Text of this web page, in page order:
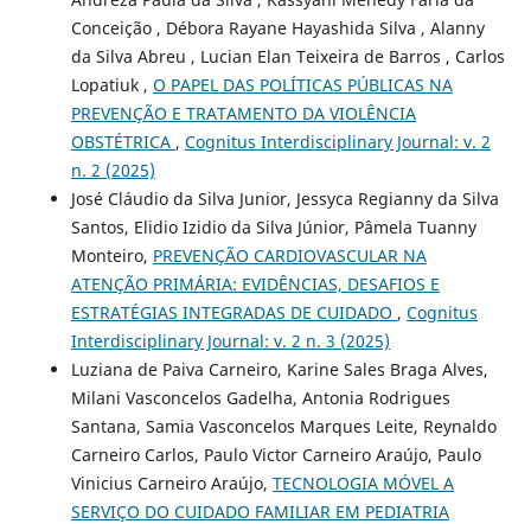
Conceição , Débora Rayane Hayashida Silva , Alanny
da Silva Abreu , Lucian Elan Teixeira de Barros , Carlos
Lopatiuk , O PAPEL DAS POLÍTICAS PÚBLICAS NA
PREVENÇÃO E TRATAMENTO DA VIOLÊNCIA
OBSTÉTRICA , Cognitus Interdisciplinary Journal: v. 2
n. 2 (2025)
José Cláudio da Silva Junior, Jessyca Regianny da Silva
Santos, Elidio Izidio da Silva Júnior, Pâmela Tuanny
Monteiro, PREVENÇÃO CARDIOVASCULAR NA
ATENÇÃO PRIMÁRIA: EVIDÊNCIAS, DESAFIOS E
ESTRATÉGIAS INTEGRADAS DE CUIDADO , Cognitus
Interdisciplinary Journal: v. 2 n. 3 (2025)
Luziana de Paiva Carneiro, Karine Sales Braga Alves,
Milani Vasconcelos Gadelha, Antonia Rodrigues
Santana, Samia Vasconcelos Marques Leite, Reynaldo
Carneiro Carlos, Paulo Victor Carneiro Araújo, Paulo
Vinicius Carneiro Araújo, TECNOLOGIA MÓVEL A
SERVIÇO DO CUIDADO FAMILIAR EM PEDIATRIA